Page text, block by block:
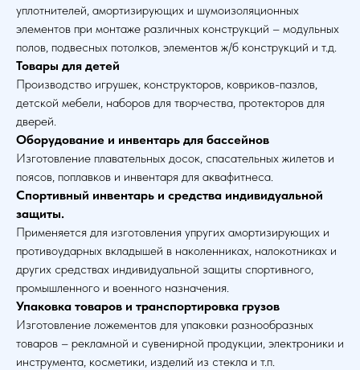
уплотнителей, амортизирующих и шумоизоляционных
элементов при монтаже различных конструкций – модульных
полов, подвесных потолков, элементов ж/б конструкций и т.д.
Товары для детей
Производство игрушек, конструкторов, ковриков-пазлов,
детской мебели, наборов для творчества, протекторов для
дверей.
Оборудование и инвентарь для бассейнов
Изготовление плавательных досок, спасательных жилетов и
поясов, поплавков и инвентаря для аквафитнеса.
Спортивный инвентарь и средства индивидуальной
защиты.
Применяется для изготовления упругих амортизирующих и
противоударных вкладышей в наколенниках, налокотниках и
других средствах индивидуальной защиты спортивного,
промышленного и военного назначения.
Упаковка товаров и транспортировка грузов
Изготовление ложементов для упаковки разнообразных
товаров – рекламной и сувенирной продукции, электроники и
инструмента, косметики, изделий из стекла и т.п.